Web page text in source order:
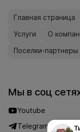
Главная страница
Услуги
О
Поселки-партнеры
Мы в соц
Youtube
Telegram